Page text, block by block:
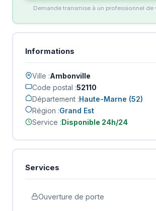
Demande transmise à un professionnel de
Informations
Ville :Ambonville
Code postal :52110
Département :Haute-Marne (52)
Région :Grand Est
Service :Disponible 24h/24
Services
Ouverture de porte